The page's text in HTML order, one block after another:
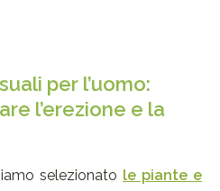
per l’uomo:
l’erezione e la
selezionato le piante e